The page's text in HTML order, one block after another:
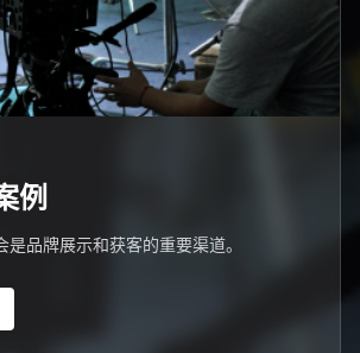
例
品牌展示和获客的重要渠道。